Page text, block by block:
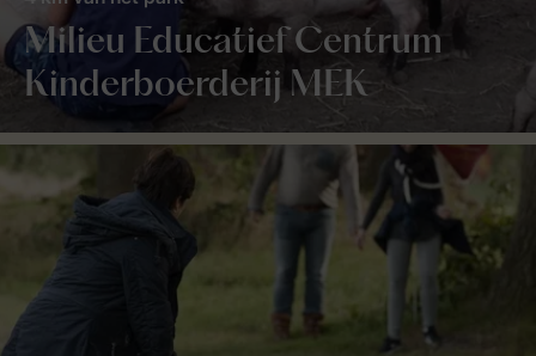
Milieu Educatief Centrum
Kinderboerderij MEK